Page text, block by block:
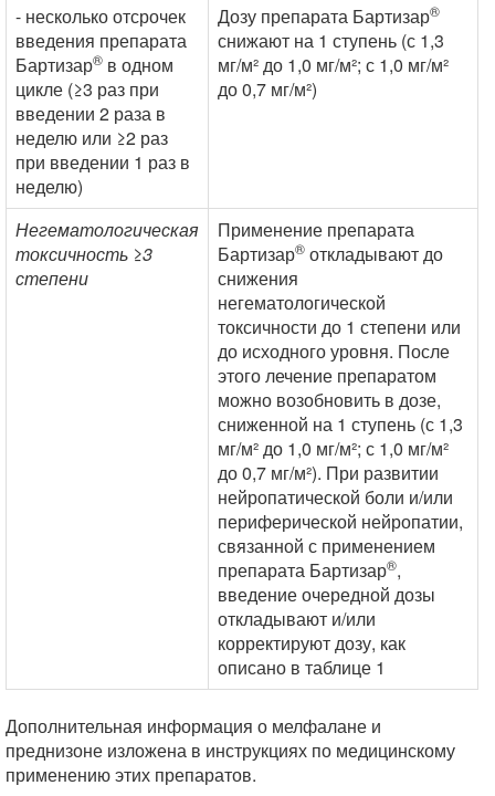
- несколько отсрочек
введения препарата
Бартизар® в одном
цикле (≥3 раз при
введении 2 раза в
неделю или ≥2 раз
при введении 1 раз в
неделю)
Дозу препарата Бартизар®
снижают на 1 ступень (с 1,3
мг/м² до 1,0 мг/м²; с 1,0 мг/м²
до 0,7 мг/м²)
Негематологическая
токсичность ≥3
степени
Применение препарата
Бартизар® откладывают до
снижения
негематологической
токсичности до 1 степени или
до исходного уровня. После
этого лечение препаратом
можно возобновить в дозе,
сниженной на 1 ступень (с 1,3
мг/м² до 1,0 мг/м²; с 1,0 мг/м²
до 0,7 мг/м²). При развитии
нейропатической боли и/или
периферической нейропатии,
связанной с применением
препарата Бартизар®,
введение очередной дозы
откладывают и/или
корректируют дозу, как
описано в таблице 1
Дополнительная информация о мелфалане и
преднизоне изложена в инструкциях по медицинскому
применению этих препаратов.